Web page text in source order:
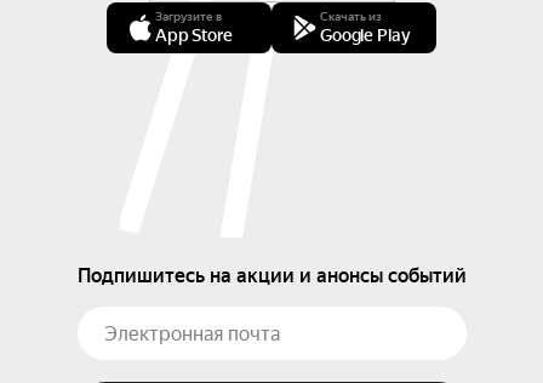
Загрузите в
App Store
Скачать из
Google Play
Подпишитесь на акции и анонсы событий